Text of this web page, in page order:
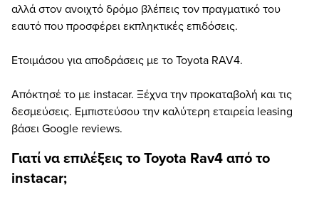
αλλά στον ανοιχτό δρόμο βλέπεις τον πραγματικό του
εαυτό που προσφέρει εκπληκτικές επιδόσεις.
Ετοιμάσου για αποδράσεις με το Toyota RAV4.
Απόκτησέ το με instacar. Ξέχνα την προκαταβολή και τις
δεσμεύσεις. Εμπιστεύσου την καλύτερη εταιρεία leasing
βάσει Google reviews.
Γιατί να επιλέξεις το Toyota Rav4 από το
instacar;